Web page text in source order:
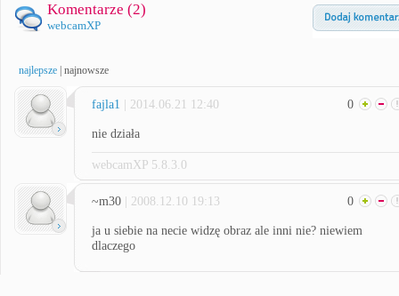
Komentarze (2)
webcamXP
najlepsze najnowsze
fajla1 | 2014.06.21 12:40 0
nie działa
webcamXP 5.8.3.0
~m30 | 2008.12.10 19:13 0
ja u siebie na necie widzę obraz ale inni nie? niewiem
dlaczego